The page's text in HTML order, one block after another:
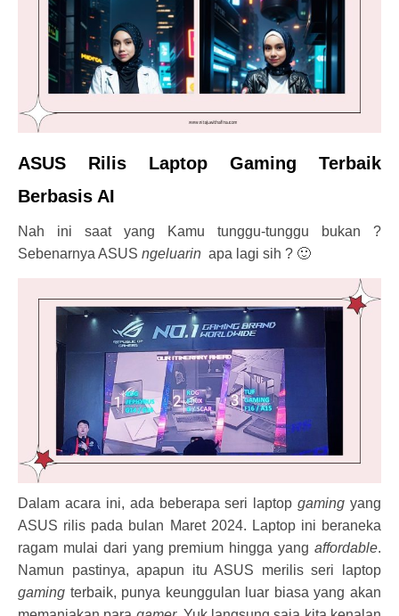
ASUS Rilis Laptop Gaming Terbaik
Berbasis AI
Nah ini saat yang Kamu tunggu-tunggu bukan ?
Sebenarnya ASUS ngeluarin apa lagi sih ? 🙂
Dalam acara ini, ada beberapa seri laptopgaming yang
ASUS rilis pada bulan Maret 2024. Laptop ini beraneka
ragam mulai dari yang premium hingga yang affordable.
Namun pastinya, apapun itu ASUS merilis seri laptop
gaming terbaik, punya keunggulan luar biasa yang akan